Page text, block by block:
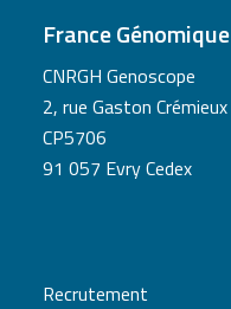
France Génomique
CNRGH Genoscope
2, rue Gaston Crémieux
CP5706
91 057 Evry Cedex
Recrutement